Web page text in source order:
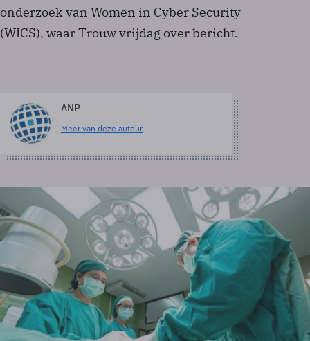
onderzoek van Women in Cyber Security
(WICS), waar Trouw vrijdag over bericht.
ANP
Meer van deze auteur